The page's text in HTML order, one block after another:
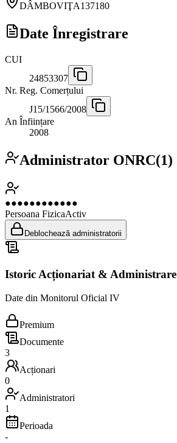
DÂMBOVIŢA137180
Date Înregistrare
CUI
24853307
Nr. Reg. Comerțului
J15/1566/2008
An Înființare
2008
Administrator ONRC(1)
●●●●●●●●●●●●
Persoana FizicaActiv
Deblochează administratorii
Istoric Acționariat & Administrare
Date din Monitorul Oficial IV
Premium
Documente
3
Acționari
0
Administratori
1
Perioada
-